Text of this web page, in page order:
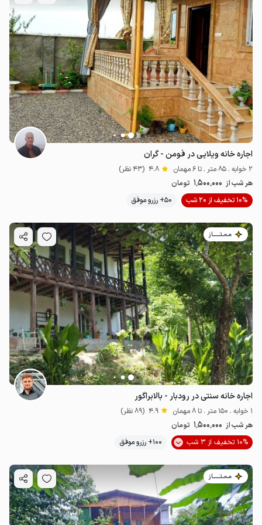
اجاره خانه ویلایی در فومن - گران
2 خوابه . 85 متر . تا 6 مهمان 4.8 (43 نظر)
هر شب از 1٬500٬000 تومان
10% تخفیف از 20 شب
50+ رزرو موفق
مـمـتــــــاز
اجاره خانه سنتی در رودبار - بالابراگور
1 خوابه . 150 متر . تا 8 مهمان 4.9 (89 نظر)
هر شب از 1٬500٬000 تومان
10% تخفیف از 3 شب
100+ رزرو موفق
مـمـتــــــاز